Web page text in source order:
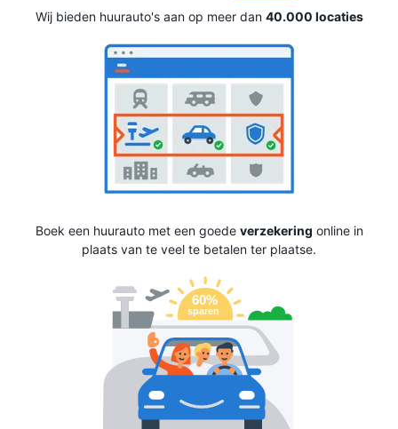
Wij bieden huurauto's aan op meer dan 40.000 locaties
Boek een huurauto met een goede verzekering online in
plaats van te veel te betalen ter plaatse.